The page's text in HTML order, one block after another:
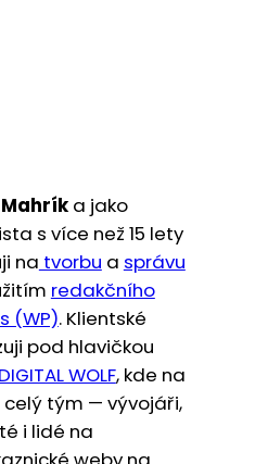
a jako
s více než 15 lety
na tvorbu a správu
redakčního
(WP). Klientské
pod hlavičkou
DIGITAL WOLF, kde na
tým — vývojáři,
i lidé na